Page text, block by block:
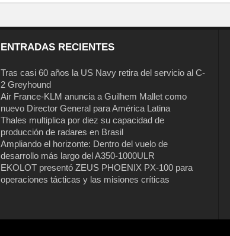
ENTRADAS RECIENTES
Tras casi 60 años la US Navy retira del servicio al C-
2 Greyhound
Air France-KLM anuncia a Guilhem Mallet como
nuevo Director General para América Latina
Thales multiplica por diez su capacidad de
producción de radares en Brasil
Ampliando el horizonte: Dentro del vuelo de
desarrollo más largo del A350-1000ULR
EKOLOT presentó ZEUS PHOENIX PX-100 para
operaciones tácticas y las misiones críticas